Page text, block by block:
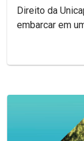
Direito da
embarcar em